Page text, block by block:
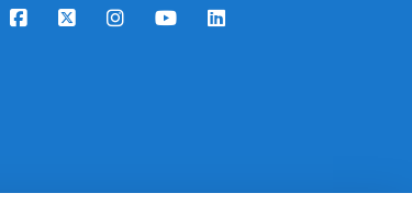
Designers Italia
TwitterInstagramYoutubeLinkedin